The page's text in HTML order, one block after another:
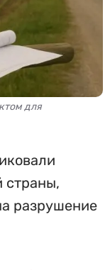
для
страны,
разрушение